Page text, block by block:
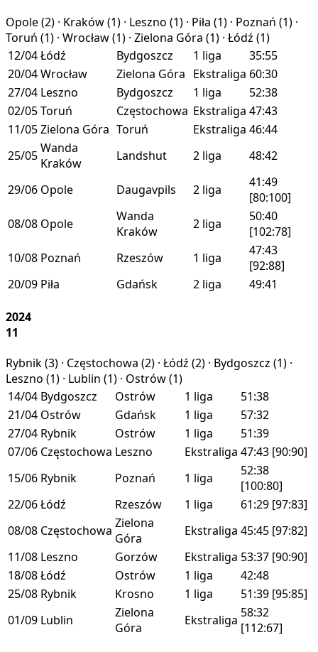
Opole (2) · Kraków (1) · Leszno (1) · Piła (1) · Poznań (1) ·
Toruń (1) · Wrocław (1) · Zielona Góra (1) · Łódź (1)
12/04Łódź Bydgoszcz 1 liga
35:55
20/04Wrocław Zielona Góra Ekstraliga 60:30
27/04 Leszno Bydgoszcz 1 liga
52:38
02/05Toruń Częstochowa Ekstraliga 47:43
11/05Zielona Góra Toruń Ekstraliga 46:44
25/05Wanda
Kraków
Landshut 2 liga 48:42
29/06 Opole Daugavpils 2 liga
41:49
[80:100]
08/08 Opole
Wanda
Kraków
2 liga
50:40
[102:78]
10/08 Poznań Rzeszów 1 liga
47:43
[92:88]
20/09 Piła Gdańsk 2 liga 49:41
2024
11
Rybnik (3) · Częstochowa (2) · Łódź (2) · Bydgoszcz (1) ·
Leszno (1) · Lublin (1) · Ostrów (1)
14/04 Bydgoszcz Ostrów 1 liga
51:38
21/04 Ostrów Gdańsk 1 liga
57:32
27/04 Rybnik Ostrów 1 liga
51:39
07/06 Częstochowa Leszno Ekstraliga 47:43 [90:90]
15/06 Rybnik Poznań 1 liga
52:38
[100:80]
22/06Łódź Rzeszów 1 liga 61:29 [97:83]
08/08 Częstochowa Zielona
Góra
Ekstraliga 45:45 [97:82]
11/08 Leszno Gorzów Ekstraliga 53:37 [90:90]
18/08Łódź Ostrów 1 liga
42:48
25/08 Rybnik Krosno 1 liga 51:39 [95:85]
01/09 Lublin
Zielona
Góra
Ekstraliga 58:32
[112:67]